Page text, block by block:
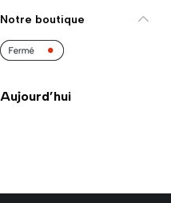
Notre boutique
Aujourd’hui